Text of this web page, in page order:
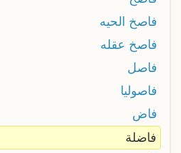
فاصخ الحيه
فاصخ عقله
فاصل
فاصوليا
فاض
فاضلة